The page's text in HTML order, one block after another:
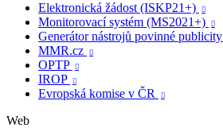
Elektronická žádost (ISKP21+)

Monitorovací systém (MS2021+) 
Generátor nástrojů povinné publicity
MMR.cz 
OPTP 
IROP 
Evropská komise v ČR 
Web